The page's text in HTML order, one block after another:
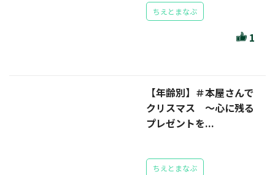
ちえとまなぶ
1
【年齢別】＃本屋さんで
クリスマス ～心に残る
プレゼントを...
ちえとまなぶ